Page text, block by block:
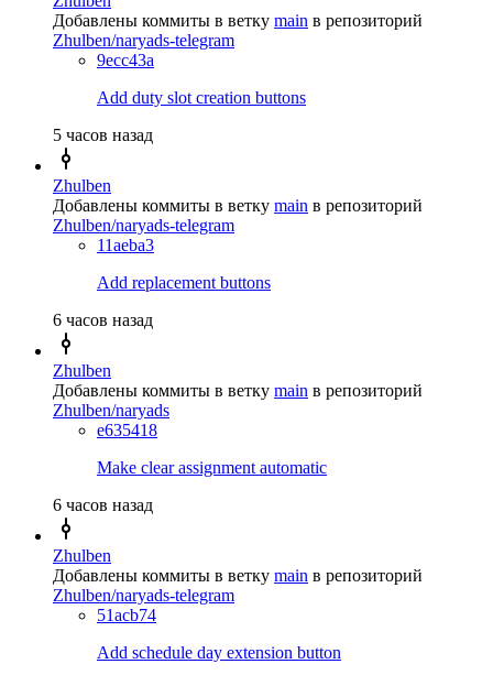
Добавлены коммиты в ветку main в репозиторий
Zhulben/naryads-telegram
9ecc43a
Add duty slot creation buttons
5 часов назад
Zhulben
Добавлены коммиты в ветку main в репозиторий
Zhulben/naryads-telegram
11aeba3
Add replacement buttons
6 часов назад
Zhulben
Добавлены коммиты в ветку main в репозиторий
Zhulben/naryads
e635418
Make clear assignment automatic
6 часов назад
Zhulben
Добавлены коммиты в ветку main в репозиторий
Zhulben/naryads-telegram
51acb74
Add schedule day extension button